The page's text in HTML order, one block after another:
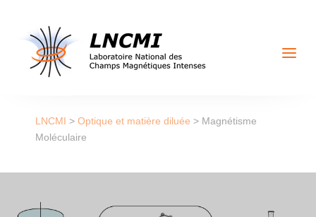
a
LNCMI > Optique et matière diluée > Magnétisme
Moléculaire